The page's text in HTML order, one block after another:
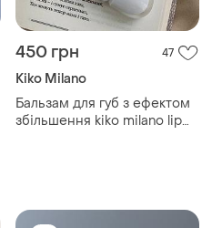
450 грн 47
Kiko Milano
Бальзам для губ з ефектом
збільшення kiko milano lip